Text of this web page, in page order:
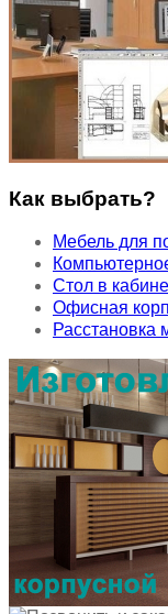
Как выбрать?
Мебель для
Стол в
Офисная
Расстановка